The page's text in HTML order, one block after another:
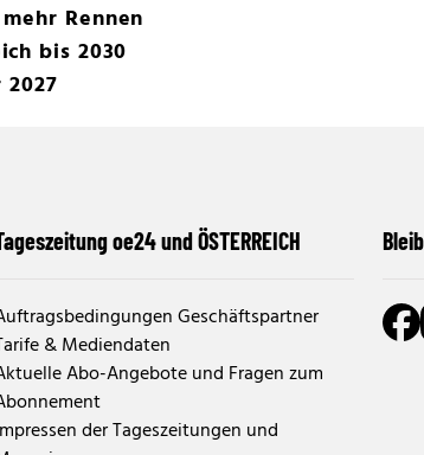
Rennen
bis 2030
oe24 und ÖSTERREICH
Geschäftspartner
& Mediendaten
Abo-Angebote und Fragen zum
der Tageszeitungen und